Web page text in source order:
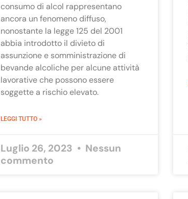
consumo di alcol rappresentano
ancora un fenomeno diffuso,
nonostante la legge 125 del 2001
abbia introdotto il divieto di
assunzione e somministrazione di
bevande alcoliche per alcune attività
lavorative che possono essere
soggette a rischio elevato.
LEGGI TUTTO »
Luglio 26, 2023
Nessun
commento